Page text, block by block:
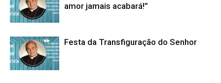
amor jamais acabará!”
Festa da Transfiguração do Senhor